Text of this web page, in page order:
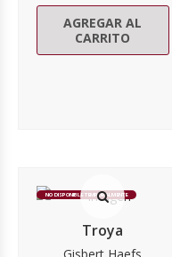
AGREGAR AL
CARRITO
NO DISPONIBLE TEMPORALMENTE
Troya